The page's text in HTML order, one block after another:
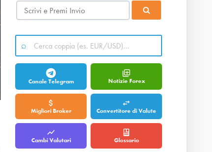
Canale Telegram Notizie Forex
Migliori Broker Convertitore di Valute
Cambi Valutari Glossario